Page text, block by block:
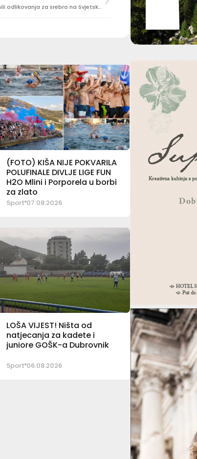
Hrvatski rukometaši primili odlikovanja za srebro na Svjetskom prvenstvu
(FOTO) KIŠA NIJE POKVARILA
POLUFINALE DIVLJE LIGE FUN
H2O Mlini i Porporela u borbi
za zlato
Sport 07.08.2026
LOŠA VIJEST! Ništa od
natjecanja za kadete i
juniore GOŠK-a Dubrovnik
Sport 06.08.2026